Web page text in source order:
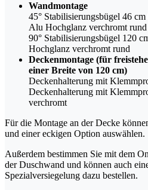
Wandmontage
45° Stabilisierungsbügel 46
Alu Hochglanz verchromt rund
90° Stabilisierungsbügel 120
Hochglanz verchromt rund
Deckenmontage (für
einer Breite von 120 cm)
Deckenhalterung mit
Deckenhalterung mit
verchromt
Für die Montage an der Decke
und einer eckigen Option auswählen.
Außerdem bestimmen Sie mit dem
der Duschwand und können auch
Spezialversiegelung dazu bestellen.